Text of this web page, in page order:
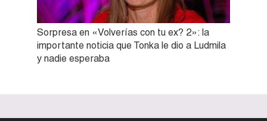
Sorpresa en «Volverías con tu ex? 2»: la
importante noticia que Tonka le dio a Ludmila
y nadie esperaba